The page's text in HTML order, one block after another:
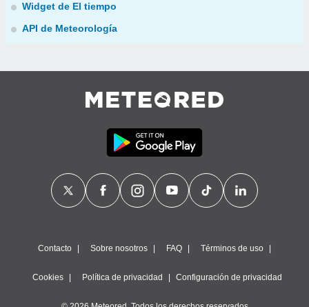
Widget de El tiempo
API de Meteorología
Contacto Sobre nosotros FAQ Términos de uso
Cookies Política de privacidad Configuración de privacidad